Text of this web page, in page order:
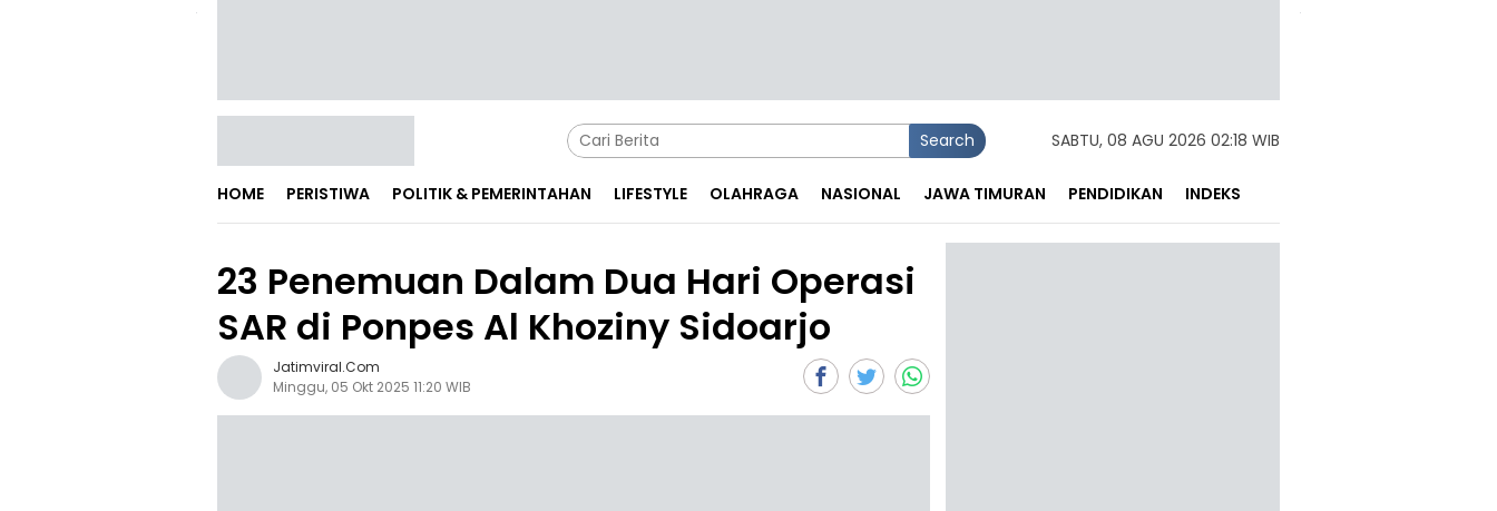
Search SABTU, 08 AGU 2026 02:18 WIB
HOME PERISTIWA POLITIK & PEMERINTAHAN LIFESTYLE OLAHRAGA NASIONAL JAWA TIMURAN PENDIDIKAN INDEKS
23 Penemuan Dalam Dua Hari Operasi
SAR di Ponpes Al Khoziny Sidoarjo
Jatimviral.com
Minggu, 05 Okt 2025 11:20 WIB